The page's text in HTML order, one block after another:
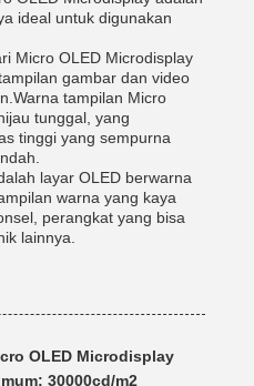
ideal untuk digunakan
Micro OLED Microdisplay
gambar dan video
tampilan Micro
tunggal, yang
tinggi yang sempurna
layar OLED berwarna
warna yang kaya
perangkat yang bisa
lainnya.
OLED Microdisplay
30000cd/m2